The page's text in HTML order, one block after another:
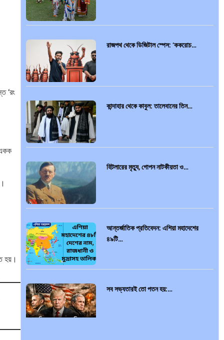
‘রং
হয়।
রাজপথ থেকে ডিজিটাল স্পেস: ‘ককরোচ…
কান্দাহার থেকে কাবুল: তালেবানের তিন…
হিটলারের মৃত্যু, গোপন নাটকীয়তা ও…
আন্তর্জাতিক প্রতিবেদন: এশিয়া মহাদেশের
৪৯টি…
সব সভ্যতারই তো পতন হয়:…